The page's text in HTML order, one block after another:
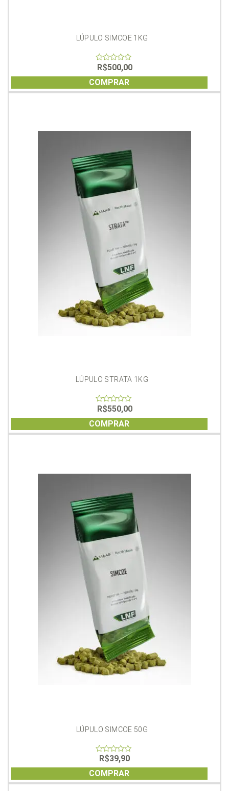
LÚPULO SIMCOE 1KG
0
out
of
5
R$500,00
COMPRAR
LÚPULO STRATA 1KG
0
out
of
5
R$550,00
COMPRAR
LÚPULO SIMCOE 50G
of
5
R$39,90
COMPRAR